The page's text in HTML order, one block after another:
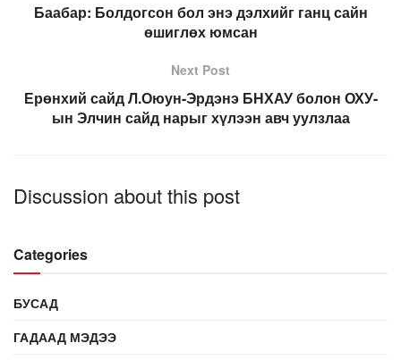
Баабар: Болдогсон бол энэ дэлхийг ганц сайн
өшиглөх юмсан
Next Post
Ерөнхий сайд Л.Оюун-Эрдэнэ БНХАУ болон ОХУ-
ын Элчин сайд нарыг хүлээн авч уулзлаа
Discussion about this post
Categories
БУСАД
ГАДААД МЭДЭЭ